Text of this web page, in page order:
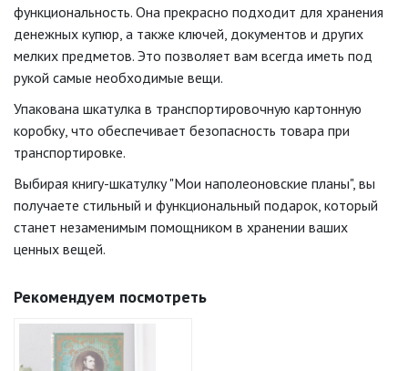
функциональность. Она прекрасно подходит для хранения
денежных купюр, а также ключей, документов и других
мелких предметов. Это позволяет вам всегда иметь под
рукой самые необходимые вещи.
Упакована шкатулка в транспортировочную картонную
коробку, что обеспечивает безопасность товара при
транспортировке.
Выбирая книгу-шкатулку "Мои наполеоновские планы", вы
получаете стильный и функциональный подарок, который
станет незаменимым помощником в хранении ваших
ценных вещей.
Рекомендуем посмотреть